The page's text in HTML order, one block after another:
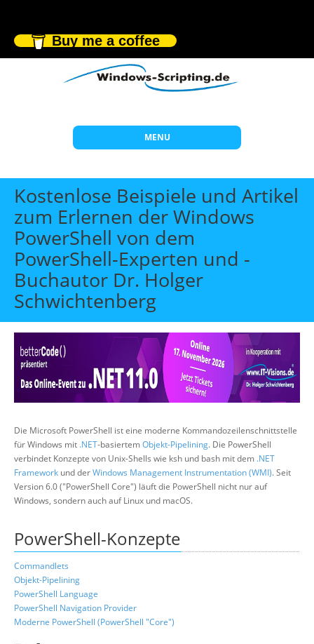
Buy me a coffee
MENU
Start
Themen
Beratung
Individuelle Schulungen
Offene Seminare
Wissen
Über uns
Suche
Kostenlose Beispiele und Artikel
zum Erlernen der Windows
PowerShell von dem
PowerShell-Experten und -
Buchautor Dr. Holger
Schwichtenberg
Die Microsoft PowerShell ist eine moderne Kommandozeilenschnittstelle
für Windows mit .NET-basiertemObjekt-Pipelining. Die PowerShell
verbindet Konzepte von Unix-Shells wie ksh und bash mit dem .NET
Framework und derWindows Management Instrumentation (WMI). Seit
Version 6.0 ("PowerShell Core") läuft die PowerShell nicht nur auf
Windows, sondern auch auf Linux und macOS.
PowerShell-Konzepte
Commandlets
Objekt-Pipelining
PowerShell Language
PowerShell Navigation Provider
Moderne PowerShell (PowerShell "Core")